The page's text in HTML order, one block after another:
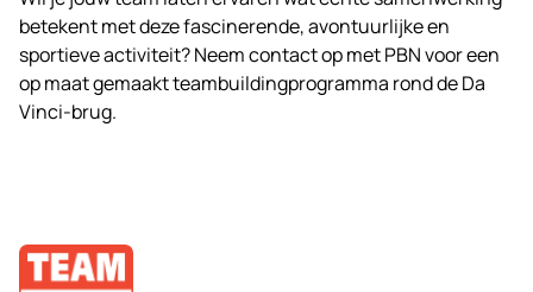
betekent met deze fascinerende, avontuurlijke en
sportieve activiteit? Neem contact op met PBN voor een
op maat gemaakt teambuildingprogramma rond de Da
Vinci-brug.